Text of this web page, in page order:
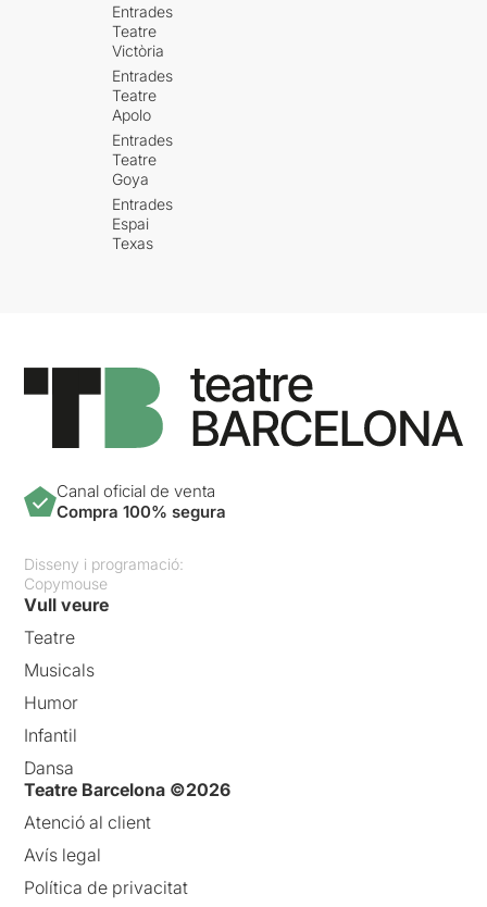
Entrades
Teatre
Victòria
Entrades
Teatre
Apolo
Entrades
Teatre
Goya
Entrades
Espai
Texas
Canal oficial de venta
Compra 100% segura
Disseny i programació:
Copymouse
Vull veure
Teatre
Musicals
Humor
Infantil
Dansa
Teatre Barcelona ©2026
Atenció al client
Avís legal
Política de privacitat